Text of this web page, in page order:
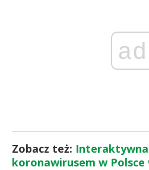
ad
Zobacz też:
koronawirusem w